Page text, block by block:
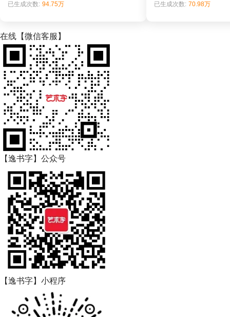
已生成次数: 94.75万 已生成次数: 70.98万
在线【微信客服】
【逸书字】公众号
【逸书字】小程序